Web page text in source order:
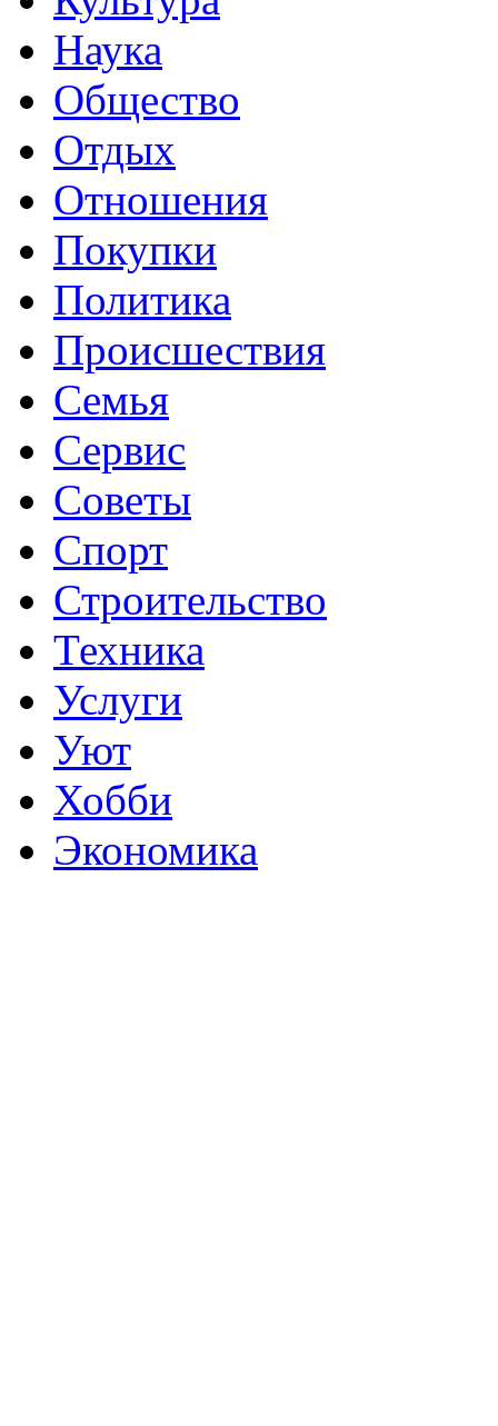
Наука
Общество
Отдых
Отношения
Покупки
Политика
Происшествия
Семья
Сервис
Советы
Спорт
Строительство
Техника
Услуги
Уют
Хобби
Экономика